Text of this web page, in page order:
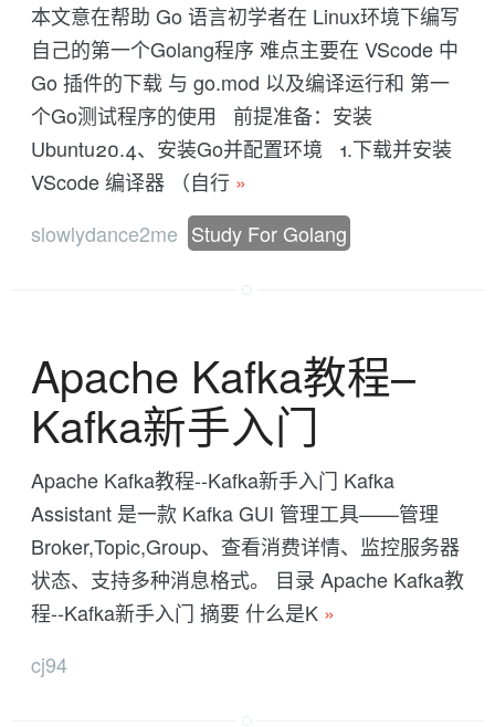
本文意在帮助 Go 语言初学者在 Linux环境下编写
自己的第一个Golang程序 难点主要在 VScode 中
Go 插件的下载 与 go.mod 以及编译运行和 第一
个Go测试程序的使用 前提准备：安装
Ubuntu20.4、安装Go并配置环境 1.下载并安装
VScode 编译器 （自行 »
slowlydance2me Study For Golang
Apache Kafka教程--
Kafka新手入门
Apache Kafka教程--Kafka新手入门 Kafka
Assistant 是一款 Kafka GUI 管理工具——管理
Broker,Topic,Group、查看消费详情、监控服务器
状态、支持多种消息格式。 目录 Apache Kafka教
程--Kafka新手入门 摘要 什么是K »
cj94